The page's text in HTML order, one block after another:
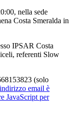
nella sede
Costa Smeralda in
IPSAR Costa
referenti Slow
(solo
email è
JavaScript per